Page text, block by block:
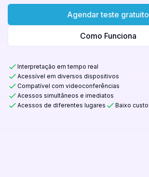
Agendar teste gratuito
Como Funciona
Interpretação em tempo real
Acessível em diversos dispositivos
Compatível com videoconferências
Acessos simultâneos e imediatos
Acessos de diferentes lugares
Baixo custo